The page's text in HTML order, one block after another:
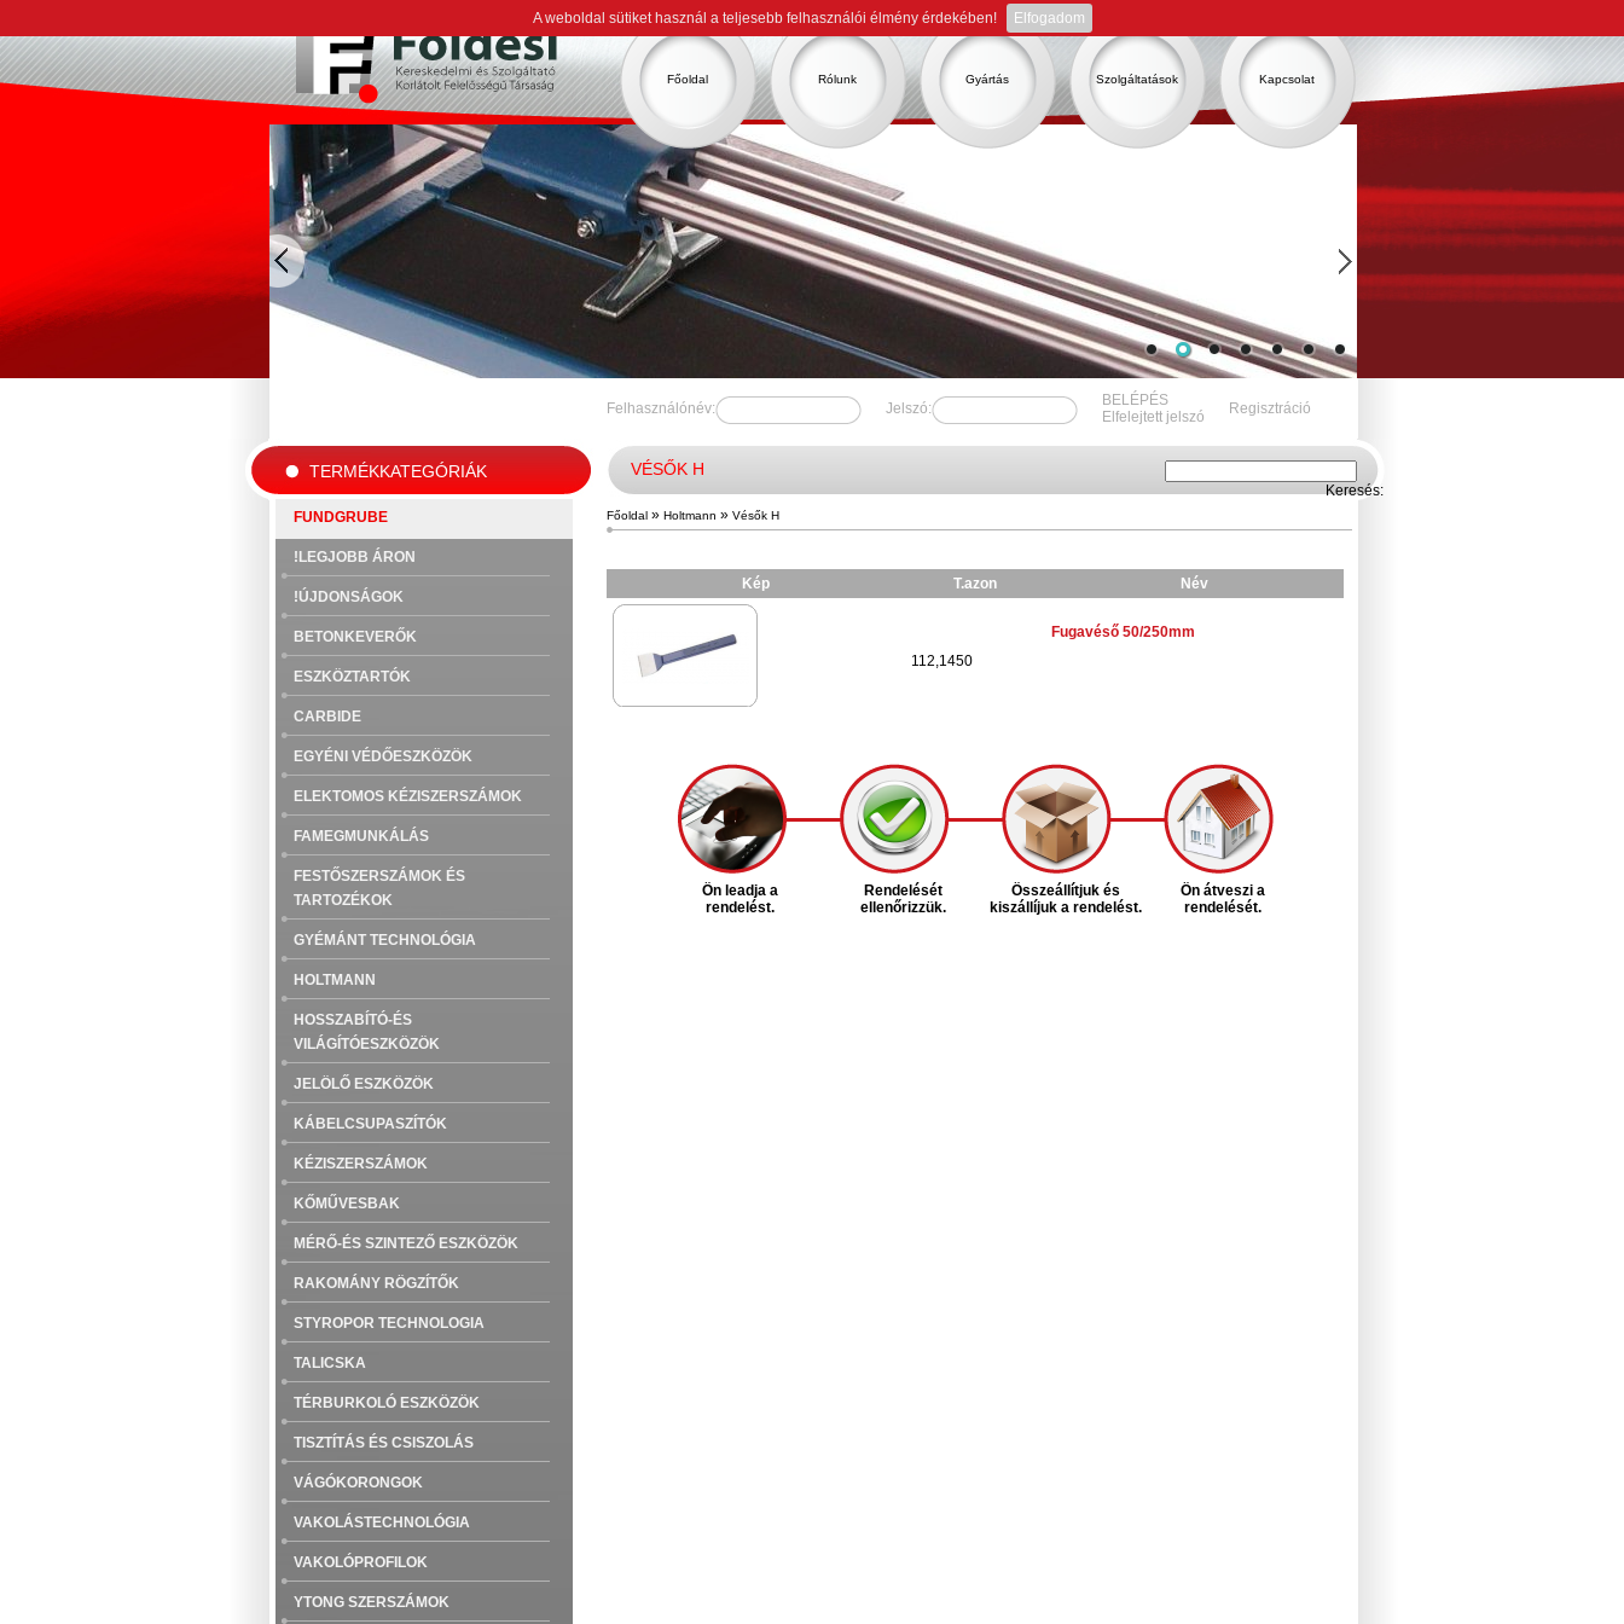
A weboldal sütiket használ a teljesebb felhasználói élmény érdekében! Elfogadom
Főoldal Rólunk Gyártás Szolgáltatások Kapcsolat
FUNDGRUBE
!LEGJOBB ÁRON
!ÚJDONSÁGOK
BETONKEVERŐK
ESZKÖZTARTÓK
CARBIDE
EGYÉNI VÉDŐESZKÖZÖK
ELEKTOMOS KÉZISZERSZÁMOK
FAMEGMUNKÁLÁS
FESTŐSZERSZÁMOK ÉS
TARTOZÉKOK
GYÉMÁNT TECHNOLÓGIA
HOLTMANN
HOSSZABÍTÓ-ÉS
VILÁGÍTÓESZKÖZÖK
JELÖLŐ ESZKÖZÖK
KÁBELCSUPASZÍTÓK
KÉZISZERSZÁMOK
KŐMŰVESBAK
MÉRŐ-ÉS SZINTEZŐ ESZKÖZÖK
RAKOMÁNY RÖGZÍTŐK
STYROPOR TECHNOLOGIA
TALICSKA
TÉRBURKOLÓ ESZKÖZÖK
TISZTÍTÁS ÉS CSISZOLÁS
VÁGÓKORONGOK
VAKOLÁSTECHNOLÓGIA
VAKOLÓPROFILOK
YTONG SZERSZÁMOK
TERMÉKKATEGÓRIÁK
Felhasználónév: Jelszó:
BELÉPÉS
Elfelejtett jelszó
Regisztráció
VÉSŐK H
Keresés:
Főoldal » Holtmann » Vésők H
Kép T.azon Név
112,1450
Fugavéső 50/250mm
Ön leadja a
rendelést.
Rendelését
ellenőrizzük.
Összeállítjuk és
kiszállíjuk a rendelést.
Ön átveszi a
rendelését.